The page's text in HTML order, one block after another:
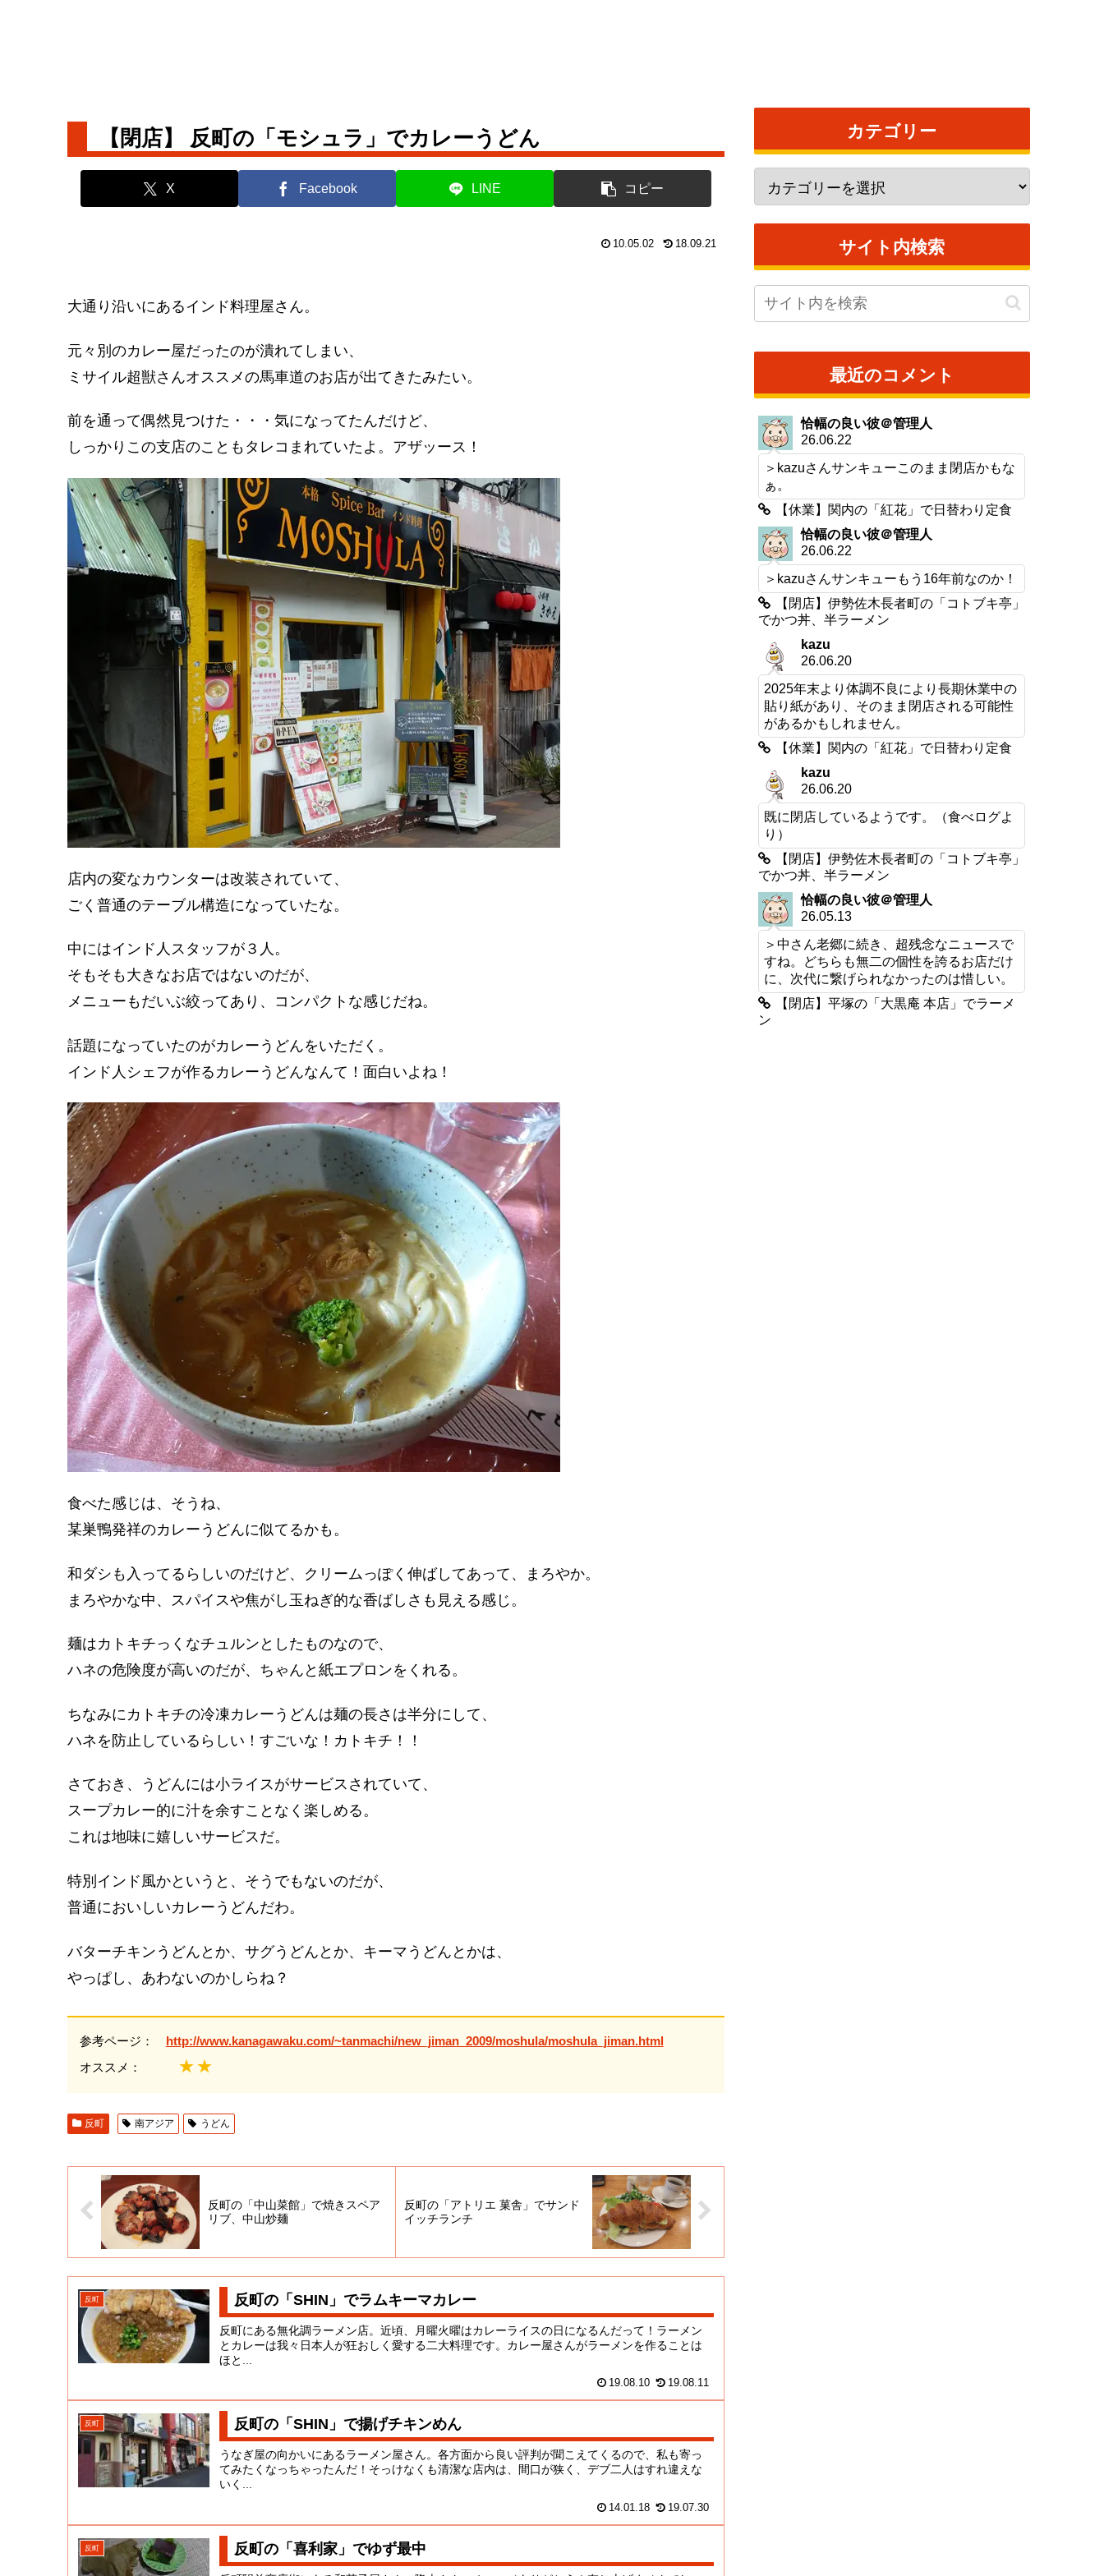
【閉店】 反町の「モシュラ」でカレーうどん
X Facebook LINE コピー
10.05.02 18.09.21
大通り沿いにあるインド料理屋さん。
元々別のカレー屋だったのが潰れてしまい、
ミサイル超獣さんオススメの馬車道のお店が出てきたみたい。
前を通って偶然見つけた・・・気になってたんだけど、
しっかりこの支店のこともタレコまれていたよ。アザッース！
店内の変なカウンターは改装されていて、
ごく普通のテーブル構造になっていたな。
中にはインド人スタッフが３人。
そもそも大きなお店ではないのだが、
メニューもだいぶ絞ってあり、コンパクトな感じだね。
話題になっていたのがカレーうどんをいただく。
インド人シェフが作るカレーうどんなんて！面白いよね！
食べた感じは、そうね、
某巣鴨発祥のカレーうどんに似てるかも。
和ダシも入ってるらしいのだけど、クリームっぽく伸ばしてあって、まろやか。
まろやかな中、スパイスや焦がし玉ねぎ的な香ばしさも見える感じ。
麺はカトキチっくなチュルンとしたものなので、
ハネの危険度が高いのだが、ちゃんと紙エプロンをくれる。
ちなみにカトキチの冷凍カレーうどんは麺の長さは半分にして、
ハネを防止しているらしい！すごいな！カトキチ！！
さておき、うどんには小ライスがサービスされていて、
スープカレー的に汁を余すことなく楽しめる。
これは地味に嬉しいサービスだ。
特別インド風かというと、そうでもないのだが、
普通においしいカレーうどんだわ。
バターチキンうどんとか、サグうどんとか、キーマうどんとかは、
やっぱし、あわないのかしらね？
参考ページ： http://www.kanagawaku.com/~tanmachi/new_jiman_2009/moshula/moshula_jiman.html
オススメ： ★★
反町 南アジア うどん
反町の「中山菜館」で焼きスペア
リブ、中山炒麺
反町の「アトリエ 菓舎」でサンド
イッチランチ
反町 反町の「SHIN」でラムキーマカレー
反町にある無化調ラーメン店。近頃、月曜火曜はカレーライスの日になるんだって！ラーメン
とカレーは我々日本人が狂おしく愛する二大料理です。カレー屋さんがラーメンを作ることは
ほと...
19.08.10 19.08.11
反町 反町の「SHIN」で揚げチキンめん
うなぎ屋の向かいにあるラーメン屋さん。各方面から良い評判が聞こえてくるので、私も寄っ
てみたくなっちゃったんだ！そっけなくも清潔な店内は、間口が狭く、デブ二人はすれ違えな
いく...
14.01.18 19.07.30
反町 反町の「喜利家」でゆず最中
カテゴリー
サイト内検索
最近のコメント
恰幅の良い彼＠管理人
26.06.22
＞kazuさんサンキューこのまま閉店かもな
ぁ。
【休業】関内の「紅花」で日替わり定食
恰幅の良い彼＠管理人
26.06.22
＞kazuさんサンキューもう16年前なのか！
【閉店】伊勢佐木長者町の「コトブキ亭」
でかつ丼、半ラーメン
kazu
26.06.20
2025年末より体調不良により長期休業中の
貼り紙があり、そのまま閉店される可能性
があるかもしれません。
【休業】関内の「紅花」で日替わり定食
kazu
26.06.20
既に閉店しているようです。（食べログよ
り）
【閉店】伊勢佐木長者町の「コトブキ亭」
でかつ丼、半ラーメン
恰幅の良い彼＠管理人
26.05.13
＞中さん老郷に続き、超残念なニュースで
すね。どちらも無二の個性を誇るお店だけ
に、次代に繋げられなかったのは惜しい。
【閉店】平塚の「大黒庵 本店」でラーメ
ン